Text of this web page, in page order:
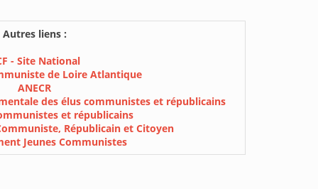
Autres liens :
- Site National
de Loire Atlantique
ANECR
des élus communistes et républicains
et républicains
Républicain et Citoyen
Jeunes Communistes